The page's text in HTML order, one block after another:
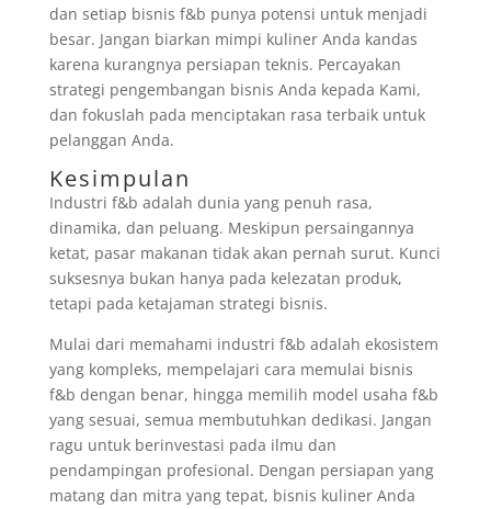
dan setiap bisnis f&b punya potensi untuk menjadi
besar. Jangan biarkan mimpi kuliner Anda kandas
karena kurangnya persiapan teknis. Percayakan
strategi pengembangan bisnis Anda kepada Kami,
dan fokuslah pada menciptakan rasa terbaik untuk
pelanggan Anda.
Kesimpulan
Industri f&b adalah dunia yang penuh rasa,
dinamika, dan peluang. Meskipun persaingannya
ketat, pasar makanan tidak akan pernah surut. Kunci
suksesnya bukan hanya pada kelezatan produk,
tetapi pada ketajaman strategi bisnis.
Mulai dari memahami industri f&b adalah ekosistem
yang kompleks, mempelajari cara memulai bisnis
f&b dengan benar, hingga memilih model usaha f&b
yang sesuai, semua membutuhkan dedikasi. Jangan
ragu untuk berinvestasi pada ilmu dan
pendampingan profesional. Dengan persiapan yang
matang dan mitra yang tepat, bisnis kuliner Anda